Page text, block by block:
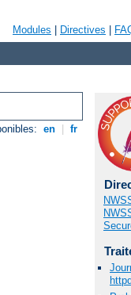
Modules Directives
en fr
httpd